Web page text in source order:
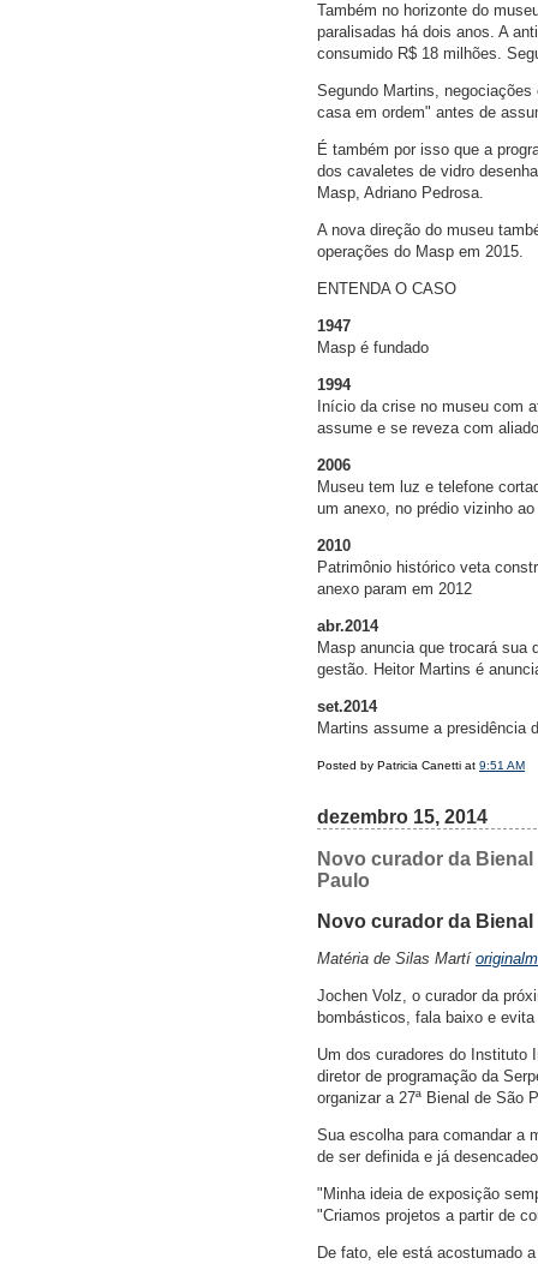
Também no horizonte do
paralisadas há dois anos. A
consumido R$ 18 milhões.
Segundo Martins,
casa em ordem" antes de
É também por isso que a
dos cavaletes de vidro
Masp, Adriano Pedrosa.
A nova direção do museu
operações do Masp em 2015.
ENTENDA O CASO
1947
Masp é fundado
1994
Início da crise no museu com
assume e se reveza com
2006
Museu tem luz e telefone
um anexo, no prédio vizinho
2010
Patrimônio histórico veta
anexo param em 2012
abr.2014
Masp anuncia que trocará sua
gestão. Heitor Martins é
set.2014
Martins assume a presidência
Posted by Patricia Canetti at 9:51 AM
dezembro 15, 2014
Novo curador da
Paulo
Novo curador da
Matéria de Silas Martí
Jochen Volz, o curador da
bombásticos, fala baixo e
Um dos curadores do Instituto
diretor de programação da
organizar a 27ª Bienal de São
Sua escolha para comandar a
de ser definida e já
"Minha ideia de exposição
"Criamos projetos a partir de
De fato, ele está acostumado